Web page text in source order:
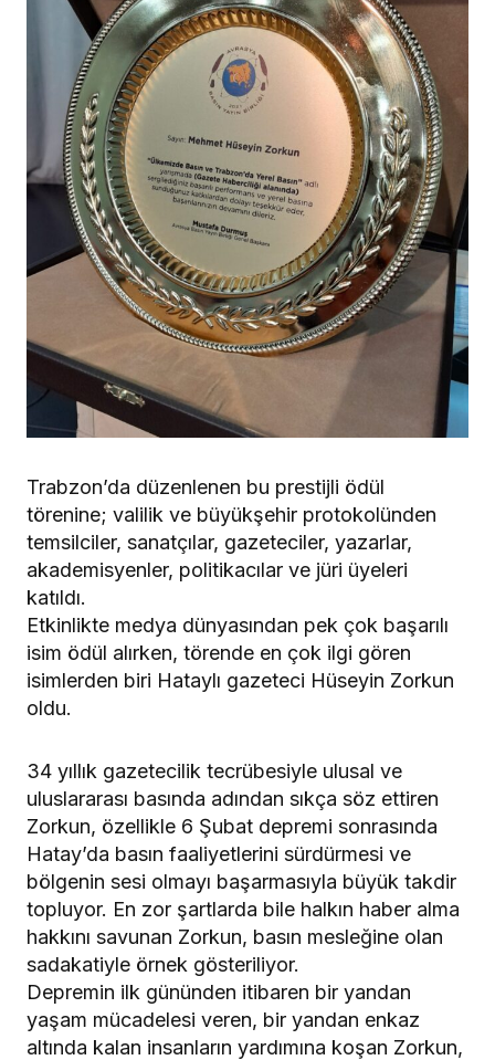
Trabzon’da düzenlenen bu prestijli ödül
törenine; valilik ve büyükşehir protokolünden
temsilciler, sanatçılar, gazeteciler, yazarlar,
akademisyenler, politikacılar ve jüri üyeleri
katıldı.
Etkinlikte medya dünyasından pek çok başarılı
isim ödül alırken, törende en çok ilgi gören
isimlerden biri Hataylı gazeteci Hüseyin Zorkun
oldu.
34 yıllık gazetecilik tecrübesiyle ulusal ve
uluslararası basında adından sıkça söz ettiren
Zorkun, özellikle 6 Şubat depremi sonrasında
Hatay’da basın faaliyetlerini sürdürmesi ve
bölgenin sesi olmayı başarmasıyla büyük takdir
topluyor. En zor şartlarda bile halkın haber alma
hakkını savunan Zorkun, basın mesleğine olan
sadakatiyle örnek gösteriliyor.
Depremin ilk gününden itibaren bir yandan
yaşam mücadelesi veren, bir yandan enkaz
altında kalan insanların yardımına koşan Zorkun,